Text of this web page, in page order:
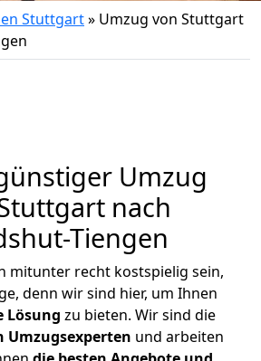
Stuttgart» Umzug von Stuttgart
Umzug
nach
Tiengen
mitunter recht kostspielig sein,
denn wir sind hier, um Ihnen
Lösung zu bieten. Wir sind die
Umzugsexperten und arbeiten